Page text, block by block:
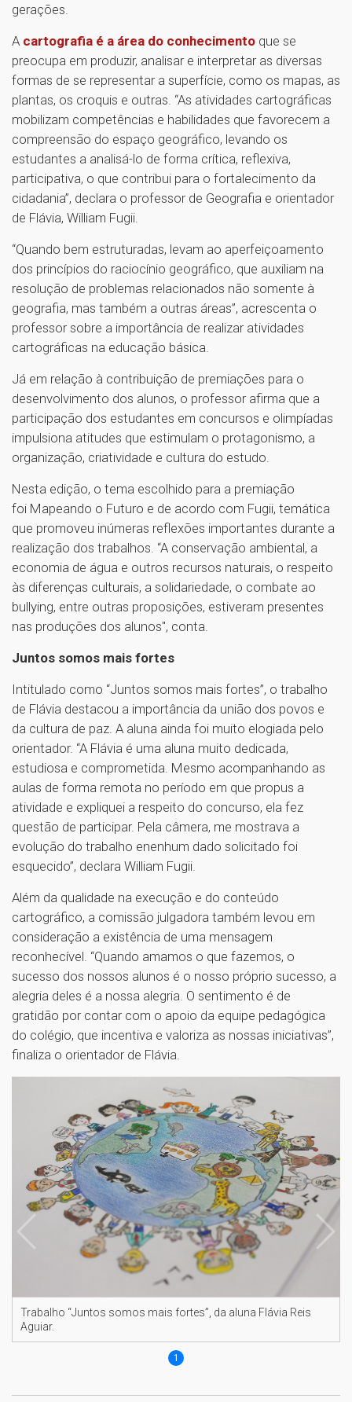
gerações.
A cartografia é a área do conhecimento que se
preocupa em produzir, analisar e interpretar as diversas
formas de se representar a superfície, como os mapas, as
plantas, os croquis e outras. “As atividades cartográficas
mobilizam competências e habilidades que favorecem a
compreensão do espaço geográfico, levando os
estudantes a analisá-lo de forma crítica, reflexiva,
participativa, o que contribui para o fortalecimento da
cidadania”, declara o professor de Geografia e orientador
de Flávia, William Fugii.
“Quando bem estruturadas, levam ao aperfeiçoamento
dos princípios do raciocínio geográfico, que auxiliam na
resolução de problemas relacionados não somente à
geografia, mas também a outras áreas”, acrescenta o
professor sobre a importância de realizar atividades
cartográficas na educação básica.
Já em relação à contribuição de premiações para o
desenvolvimento dos alunos, o professor afirma que a
participação dos estudantes em concursos e olimpíadas
impulsiona atitudes que estimulam o protagonismo, a
organização, criatividade e cultura do estudo.
Nesta edição, o tema escolhido para a premiação
foi Mapeando o Futuro e de acordo com Fugii, temática
que promoveu inúmeras reflexões importantes durante a
realização dos trabalhos. “A conservação ambiental, a
economia de água e outros recursos naturais, o respeito
às diferenças culturais, a solidariedade, o combate ao
bullying, entre outras proposições, estiveram presentes
nas produções dos alunos", conta.
Juntos somos mais fortes
Intitulado como “Juntos somos mais fortes”, o trabalho
de Flávia destacou a importância da união dos povos e
da cultura de paz. A aluna ainda foi muito elogiada pelo
orientador. “A Flávia é uma aluna muito dedicada,
estudiosa e comprometida. Mesmo acompanhando as
aulas de forma remota no período em que propus a
atividade e expliquei a respeito do concurso, ela fez
questão de participar. Pela câmera, me mostrava a
evolução do trabalho e​nenhum dado solicitado foi
esquecido”, declara William Fugii.
Além da qualidade na execução e do conteúdo
cartográfico, a comissão julgadora também levou em
consideração a existência de uma mensagem
reconhecível. “Quando amamos o que fazemos, o
sucesso dos nossos alunos é o nosso próprio sucesso, a
alegria deles é a nossa alegria. O sentimento é de
gratidão por contar com o apoio da equipe pedagógica
do colégio, que incentiva e valoriza as nossas iniciativas”,
finaliza o orientador de Flávia.
Trabalho “Juntos somos mais fortes”, da aluna Flávia Reis
Aguiar.
1